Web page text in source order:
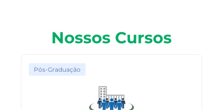
Nossos Cursos
Pós-Graduação